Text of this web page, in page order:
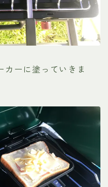
カーに塗っていきま